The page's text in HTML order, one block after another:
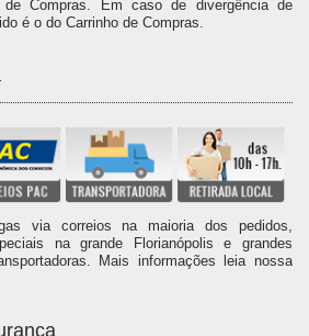
de Compras. Em caso de divergência de
é o do Carrinho de Compras.
via correios na maioria dos pedidos,
na grande Florianópolis e grandes
Mais informações leia nossa